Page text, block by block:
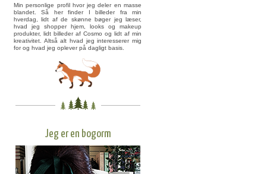
Min personlige profil hvor jeg deler en masse
blandet. Så her finder I billeder fra min
hverdag, lidt af de skønne bøger jeg læser,
hvad jeg shopper hjem, looks og makeup
produkter, lidt billeder af Cosmo og lidt af min
kreativitet. Altså alt hvad jeg interesserer mig
for og hvad jeg oplever på dagligt basis.
Jeg er en bogorm